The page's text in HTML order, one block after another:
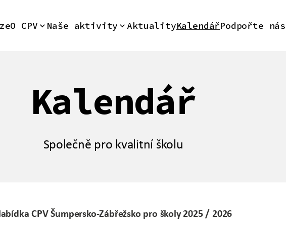
O CPV Naše aktivity AktualityKalendářPodpořte nás
Kalendář
Společně pro kvalitní školu
CPV Šumpersko-Zábřežsko pro školy 2025 / 2026